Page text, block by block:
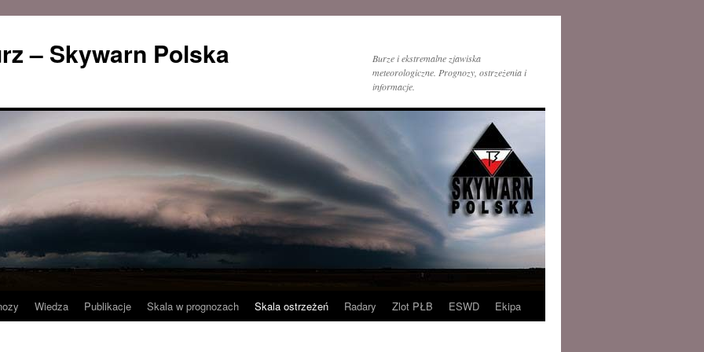
– Skywarn Polska
Burze i ekstremalne zjawiska
meteorologiczne. Prognozy, ostrzeżenia i
informacje.
Wiedza Publikacje Skala w prognozach Skala ostrzeżeń Radary Zlot PŁB ESWD Ekipa